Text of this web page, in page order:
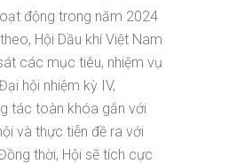
động trong năm 2024
Hội Dầu khí Việt Nam
các mục tiêu, nhiệm vụ
hội nhiệm kỳ IV,
tác toàn khóa gắn với
và thực tiễn đề ra với
thời, Hội sẽ tích cực